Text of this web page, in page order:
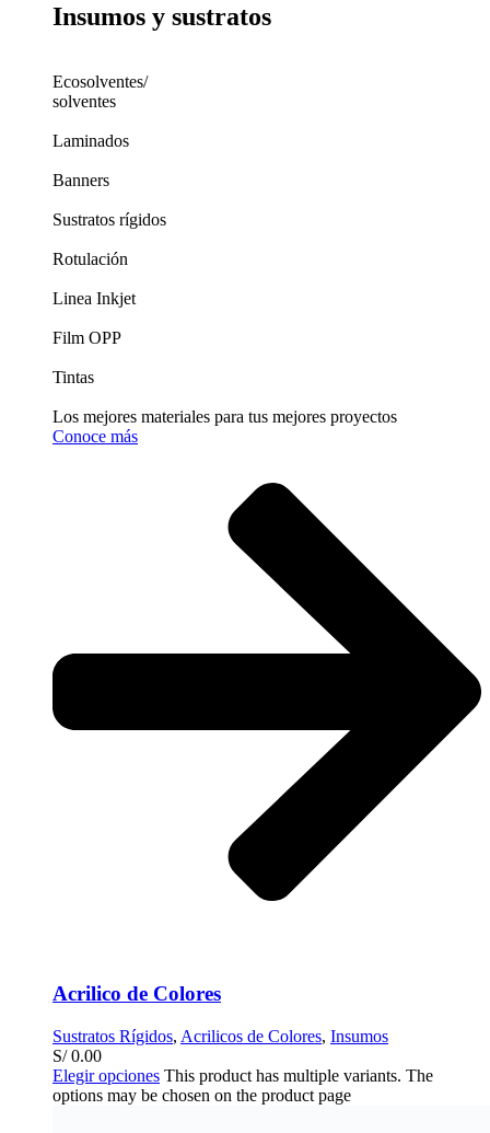
Insumos y sustratos
Ecosolventes/
solventes
Laminados
Banners
Sustratos rígidos
Rotulación
Linea Inkjet
Film OPP
Tintas
Los mejores materiales para tus mejores proyectos
Conoce más
Acrilico de Colores
Sustratos Rígidos, Acrilicos de Colores, Insumos
S/0.00
Elegir opciones This product has multiple variants. The
options may be chosen on the product page